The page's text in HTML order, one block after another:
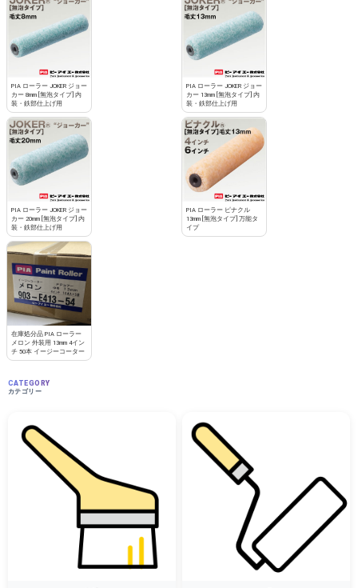
PIA ローラー JOKER ジョー
カー 8mm [無泡タイプ] 内
装・鉄部仕上げ用
PIA ローラー JOKER ジョー
カー 13mm [無泡タイプ] 内
装・鉄部仕上げ用
PIA ローラー JOKER ジョー
カー 20mm [無泡タイプ] 内
装・鉄部仕上げ用
PIA ローラー ピナクル
13mm [無泡タイプ] 万能タ
イプ
在庫処分品 PIA ローラー
メロン 外装用 13mm 4イン
チ 50本 イージーコーター
CATEGORY
カテゴリー